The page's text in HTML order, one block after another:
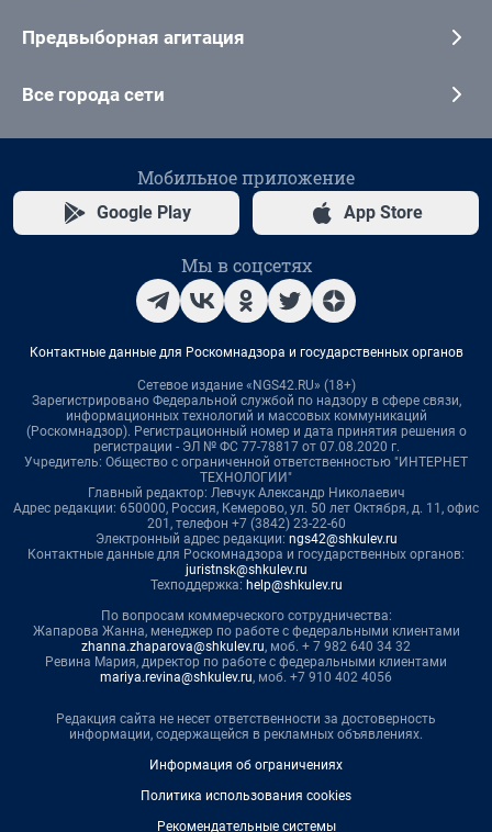
Предвыборная агитация
Все города сети
Мобильное приложение
Google Play App Store
Мы в соцсетях
Контактные данные для Роскомнадзора и государственных органов
Сетевое издание «NGS42.RU» (18+)
Зарегистрировано Федеральной службой по надзору в сфере связи,
информационных технологий и массовых коммуникаций
(Роскомнадзор). Регистрационный номер и дата принятия решения о
регистрации - ЭЛ № ФС 77-78817 от 07.08.2020 г.
Учредитель: Общество с ограниченной ответственностью "ИНТЕРНЕТ
ТЕХНОЛОГИИ"
Главный редактор: Левчук Александр Николаевич
Адрес редакции: 650000, Россия, Кемерово, ул. 50 лет Октября, д. 11, офис
201, телефон +7 (3842) 23-22-60
Электронный адрес редакции: ngs42@shkulev.ru
Контактные данные для Роскомнадзора и государственных органов:
juristnsk@shkulev.ru
Техподдержка: help@shkulev.ru
По вопросам коммерческого сотрудничества:
Жапарова Жанна, менеджер по работе с федеральными клиентами
zhanna.zhaparova@shkulev.ru, моб. + 7 982 640 34 32
Ревина Мария, директор по работе с федеральными клиентами
mariya.revina@shkulev.ru, моб. +7 910 402 4056
Редакция сайта не несет ответственности за достоверность
информации, содержащейся в рекламных объявлениях.
Информация об ограничениях
Политика использования cookies
Рекомендательные системы